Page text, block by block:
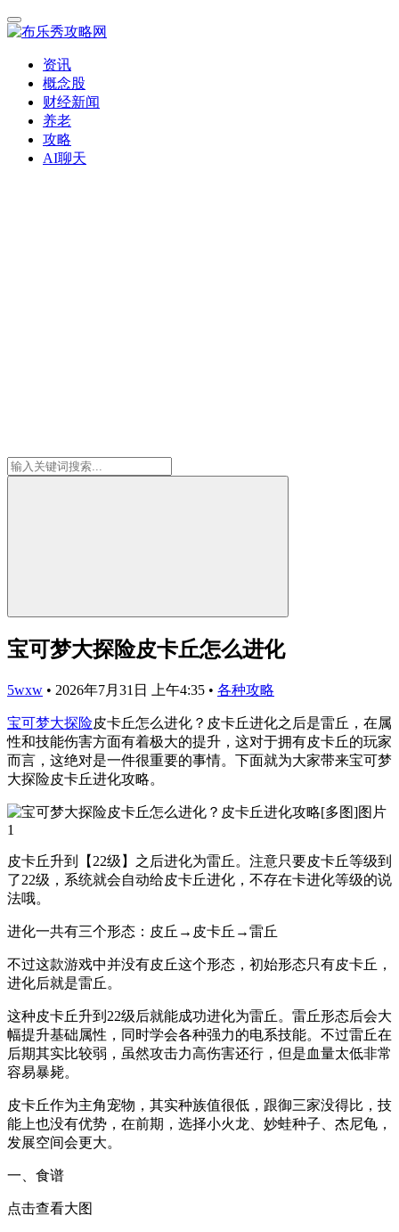
资讯
概念股
财经新闻
养老
攻略
AI聊天
宝可梦大探险皮卡丘怎么进化
5wxw • 2026年7月31日 上午4:35 • 各种攻略
宝可梦大探险皮卡丘怎么进化？皮卡丘进化之后是雷丘，在属
性和技能伤害方面有着极大的提升，这对于拥有皮卡丘的玩家
而言，这绝对是一件很重要的事情。下面就为大家带来宝可梦
大探险皮卡丘进化攻略。
皮卡丘升到【22级】之后进化为雷丘。注意只要皮卡丘等级到
了22级，系统就会自动给皮卡丘进化，不存在卡进化等级的说
法哦。
进化一共有三个形态：皮丘→皮卡丘→雷丘
不过这款游戏中并没有皮丘这个形态，初始形态只有皮卡丘，
进化后就是雷丘。
这种皮卡丘升到22级后就能成功进化为雷丘。雷丘形态后会大
幅提升基础属性，同时学会各种强力的电系技能。不过雷丘在
后期其实比较弱，虽然攻击力高伤害还行，但是血量太低非常
容易暴毙。
皮卡丘作为主角宠物，其实种族值很低，跟御三家没得比，技
能上也没有优势，在前期，选择小火龙、妙蛙种子、杰尼龟，
发展空间会更大。
一、食谱
点击查看大图